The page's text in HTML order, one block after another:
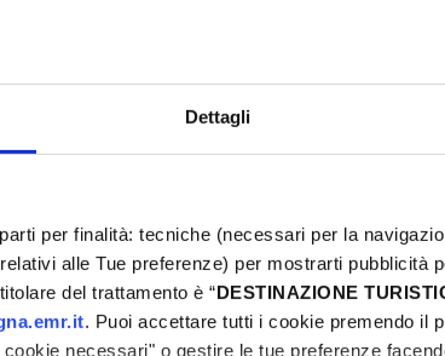
Dettagli
per finalità: tecniche (necessari per la
alle Tue preferenze) per mostrarti pubblicità
del trattamento è “DESTINAZIONE
. Puoi accettare tutti i cookie premendo il
necessari" o gestire le tue preferenze
an einem klaren Tag (ohne Dunst). Dann
atemberaubenden Blick vom Marecchia-